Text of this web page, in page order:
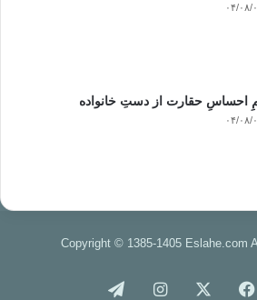
۰۸/۰۳
احساسِ حقارت از دستِ خانواده
۰۸/۰۳
Copyright © 1385-1405 Eslahe.com
فیس اینستاگرام